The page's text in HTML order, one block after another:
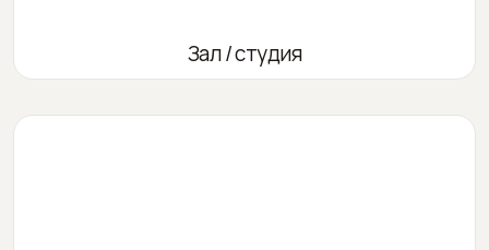
Зал / студия